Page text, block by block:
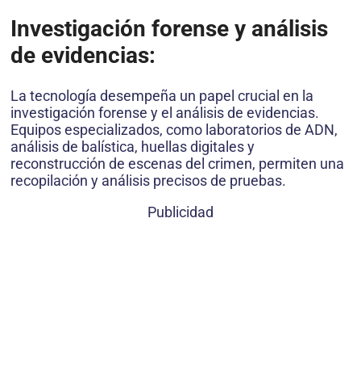
Investigación forense y análisis
de evidencias:
La tecnología desempeña un papel crucial en la
investigación forense y el análisis de evidencias.
Equipos especializados, como laboratorios de ADN,
análisis de balística, huellas digitales y
reconstrucción de escenas del crimen, permiten una
recopilación y análisis precisos de pruebas.
Publicidad